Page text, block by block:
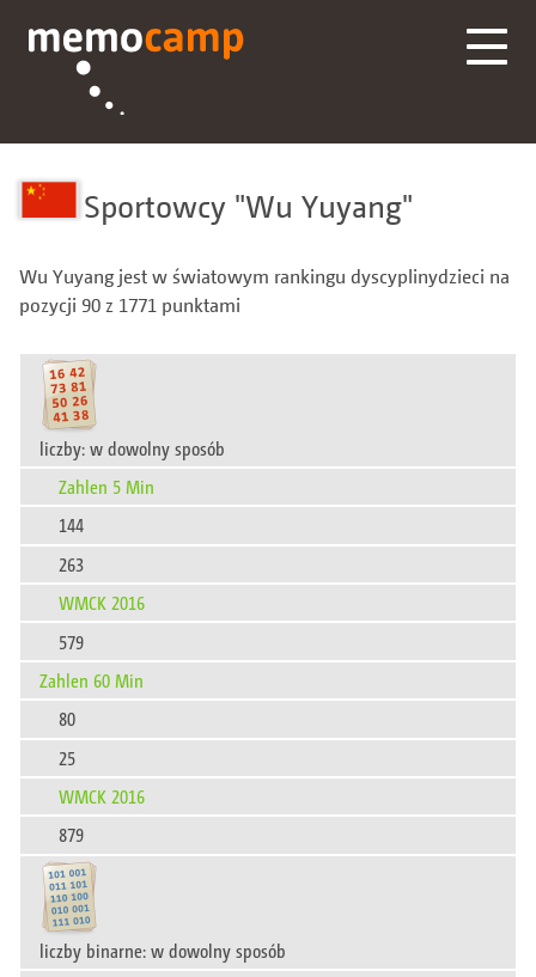
Sportowcy Wu Yuyang
Wu Yuyang jest w światowym rankingu dyscyplinydzieci na
pozycji 90 z 1771 punktami
liczby: w dowolny sposób
Zahlen 5 Min
144
263
WMCK 2016
579
Zahlen 60 Min
80
25
WMCK 2016
879
liczby binarne: w dowolny sposób